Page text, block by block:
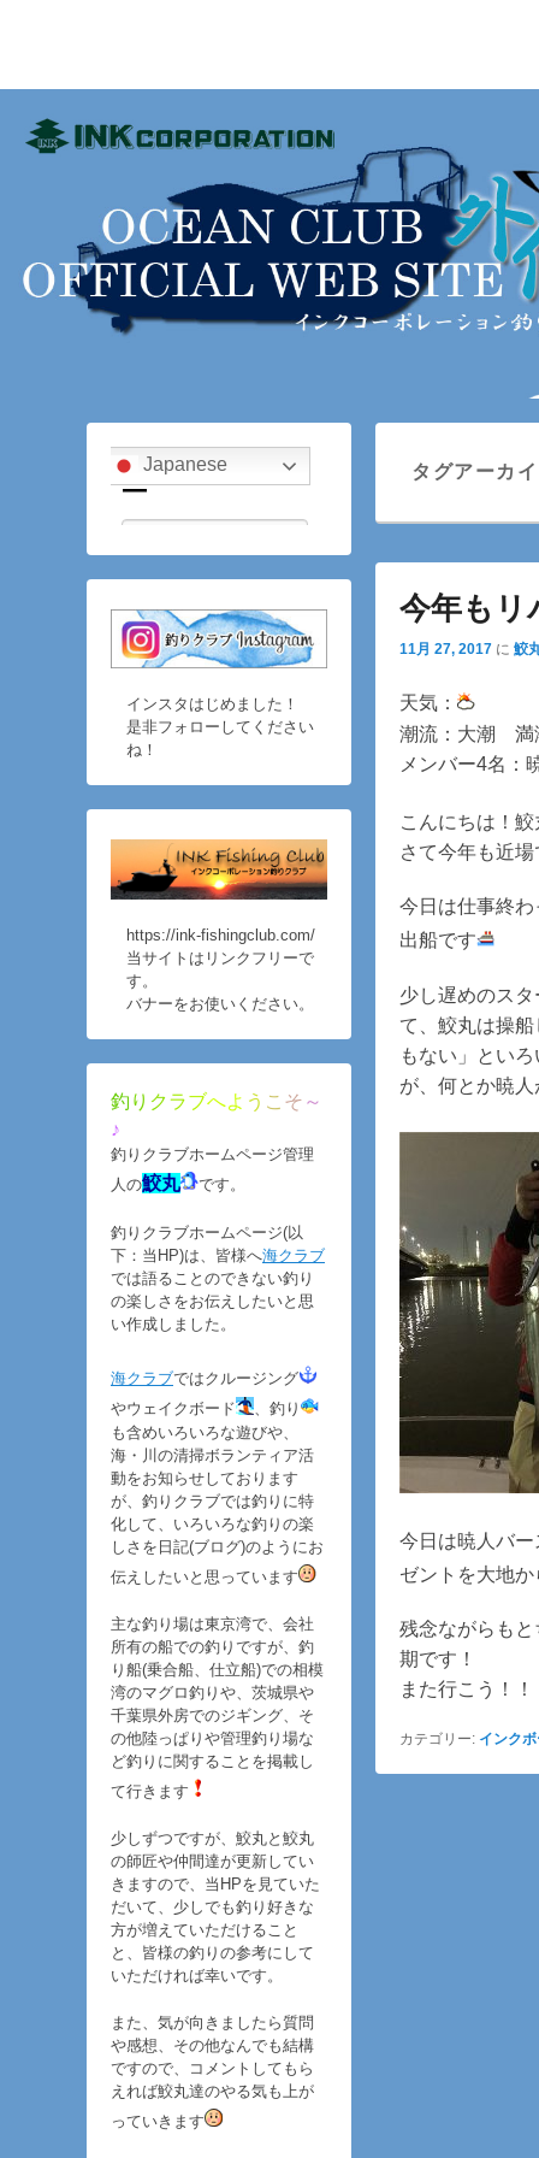
ink_fishingclub
タグアーカ
今年もリ
11月 27, 2017 に 鮫
天気：
潮流：大潮 満
メンバー4名：
こんにちは！鮫
さて今年も近
今日は仕事終
出船です
少し遅めのス
て、鮫丸は操
もない」とい
が、何とか暁人
今日は暁人バ
ゼントを大地
残念ながらも
期です！
また行こう！！
カテゴリー: インク
インスタはじめました！
是非フォローしてください
ね！
https://ink-fishingclub.com/
当サイトはリンクフリーで
す。
バナーをお使いください。
釣 り クラブへよ う こ そ ～
♪
釣りクラブホームページ管理
人の鮫丸 です。
釣りクラブホームページ(以
下：当HP)は、皆様へ海クラブ
では語ることのできない釣り
の楽しさをお伝えしたいと思
い作成しました。
海クラブではクルージング
やウェイクボード
、釣り
も含めいろいろな遊びや、
海・川の清掃ボランティア活
動をお知らせしております
が、釣りクラブでは釣りに特
化して、いろいろな釣りの楽
しさを日記(ブログ)のようにお
伝えしたいと思っています
主な釣り場は東京湾で、会社
所有の船での釣りですが、釣
り船(乗合船、仕立船)での相模
湾のマグロ釣りや、茨城県や
千葉県外房でのジギング、そ
の他陸っぱりや管理釣り場な
ど釣りに関することを掲載し
て行きます
少しずつですが、鮫丸と鮫丸
の師匠や仲間達が更新してい
きますので、当HPを見ていた
だいて、少しでも釣り好きな
方が増えていただけること
と、皆様の釣りの参考にして
いただければ幸いです。
また、気が向きましたら質問
や感想、その他なんでも結構
ですので、コメントしてもら
えれば鮫丸達のやる気も上が
っていきます